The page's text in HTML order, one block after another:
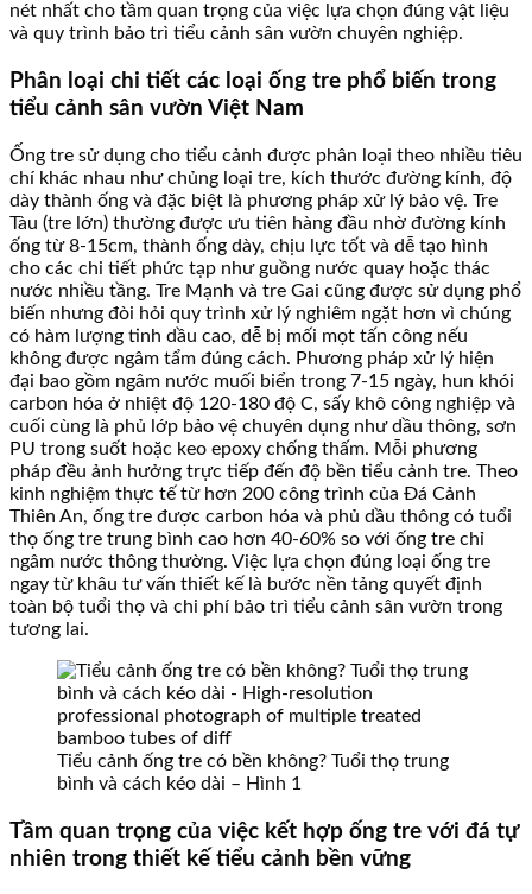
nét nhất cho tầm quan trọng của việc lựa chọn đúng vật liệu
và quy trình bảo trì tiểu cảnh sân vườn chuyên nghiệp.
Phân loại chi tiết các loại ống tre phổ biến trong
tiểu cảnh sân vườn Việt Nam
Ống tre sử dụng cho tiểu cảnh được phân loại theo nhiều tiêu
chí khác nhau như chủng loại tre, kích thước đường kính, độ
dày thành ống và đặc biệt là phương pháp xử lý bảo vệ. Tre
Tàu (tre lớn) thường được ưu tiên hàng đầu nhờ đường kính
ống từ 8-15cm, thành ống dày, chịu lực tốt và dễ tạo hình
cho các chi tiết phức tạp như guồng nước quay hoặc thác
nước nhiều tầng. Tre Mạnh và tre Gai cũng được sử dụng phổ
biến nhưng đòi hỏi quy trình xử lý nghiêm ngặt hơn vì chúng
có hàm lượng tinh dầu cao, dễ bị mối mọt tấn công nếu
không được ngâm tẩm đúng cách. Phương pháp xử lý hiện
đại bao gồm ngâm nước muối biển trong 7-15 ngày, hun khói
carbon hóa ở nhiệt độ 120-180 độ C, sấy khô công nghiệp và
cuối cùng là phủ lớp bảo vệ chuyên dụng như dầu thông, sơn
PU trong suốt hoặc keo epoxy chống thấm. Mỗi phương
pháp đều ảnh hưởng trực tiếp đến độ bền tiểu cảnh tre. Theo
kinh nghiệm thực tế từ hơn 200 công trình của Đá Cảnh
Thiên An, ống tre được carbon hóa và phủ dầu thông có tuổi
thọ ống tre trung bình cao hơn 40-60% so với ống tre chỉ
ngâm nước thông thường. Việc lựa chọn đúng loại ống tre
ngay từ khâu tư vấn thiết kế là bước nền tảng quyết định
toàn bộ tuổi thọ và chi phí bảo trì tiểu cảnh sân vườn trong
tương lai.
Tiểu cảnh ống tre có bền không? Tuổi thọ trung
bình và cách kéo dài – Hình 1
Tầm quan trọng của việc kết hợp ống tre với đá tự
nhiên trong thiết kế tiểu cảnh bền vững